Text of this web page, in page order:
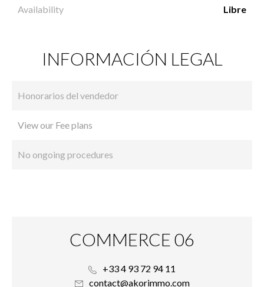
Availability Libre
INFORMACIÓN LEGAL
Honorarios del vendedor
View our Fee plans
No ongoing procedures
COMMERCE 06
+33 4 93 72 94 11
contact@akorimmo.com